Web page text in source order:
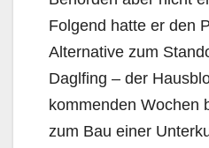
Folgend hatte er den
Alternative zum
Daglfing – der
kommenden Wochen
zum Bau einer